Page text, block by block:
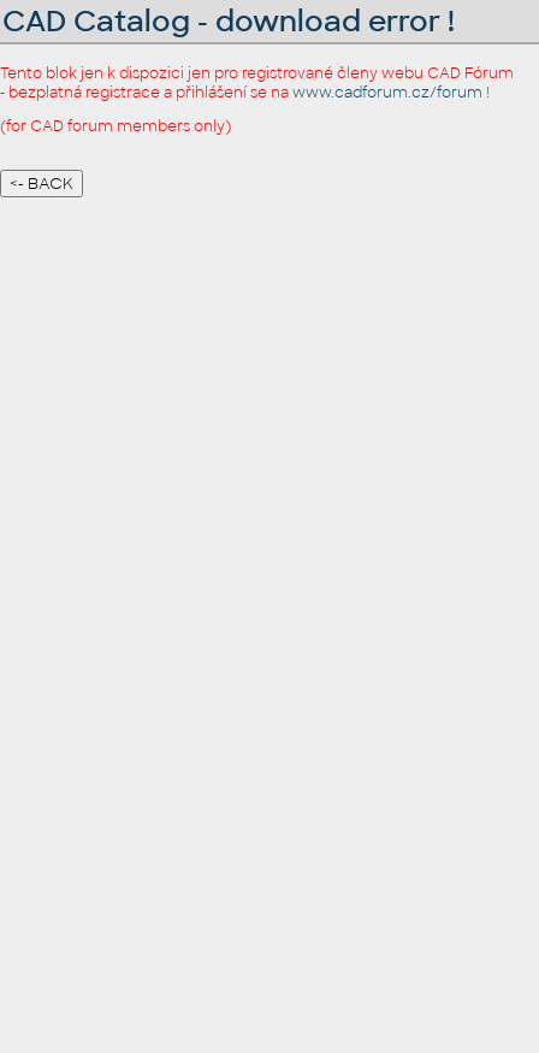
CAD Catalog - download error !
Tento blok jen k dispozici jen pro registrované členy webu CAD Fórum
- bezplatná registrace a přihlášení se nawww.cadforum.cz/forum !
(for CAD forum members only)